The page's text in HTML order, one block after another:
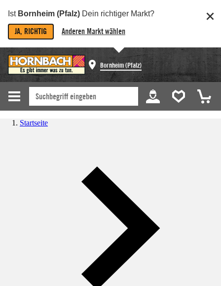
Ist Bornheim (Pfalz) Dein richtiger Markt?
JA, RICHTIG Anderen Markt wählen
Bornheim (Pfalz)
Startseite